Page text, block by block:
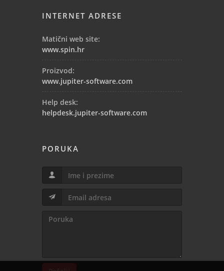
INTERNET ADRESE
Matični web site:
www.spin.hr
Proizvod:
www.jupiter-software.com
Help desk:
helpdesk.jupiter-software.com
PORUKA